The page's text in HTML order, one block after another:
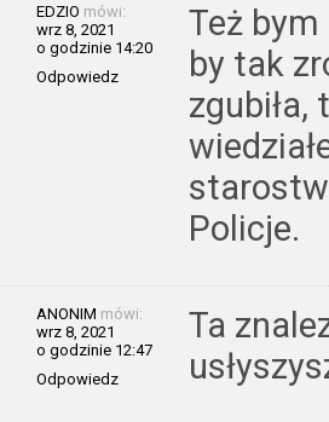
EDZIO mówi:
wrz 8, 2021
o godzinie 14:20
Odpowiedz
Też
by tak
zgubiła,
Policje.
ANONIM mówi:
wrz 8, 2021
o godzinie 12:47
Odpowiedz
Ta